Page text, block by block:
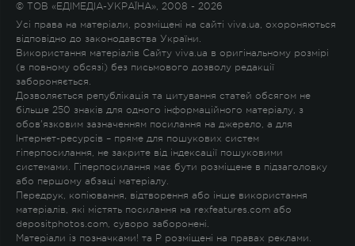
© ТОВ «ЕДІМЕДІА-УКРАЇНА», 2008 - 2026
Усі права на матеріали, розміщені на сайті viva.ua, охороняються
відповідно до законодавства України.
Використання матеріалів Сайту viva.ua в оригінальному розмірі
(в повному обсязі) без письмового дозволу редакції
забороняється.
Дозволяється републікація та цитування статей обсягом не
більше 250 знаків для одного інформаційного матеріалу, з
обов'язковим зазначенням посилання на джерело, а для
Інтернет-ресурсів – пряме для пошукових систем
гіперпосилання, не закрите від індексації пошуковими
системами. Гіперпосилання має бути розміщене в підзаголовку
або першому абзаці матеріалу.
Передрук, копіювання, відтворення або інше використання
матеріалів, які містять посилання на rexfeatures.com або
depositphotos.com, суворо заборонені.
Матеріали із позначками! та P розміщені на правах реклами.